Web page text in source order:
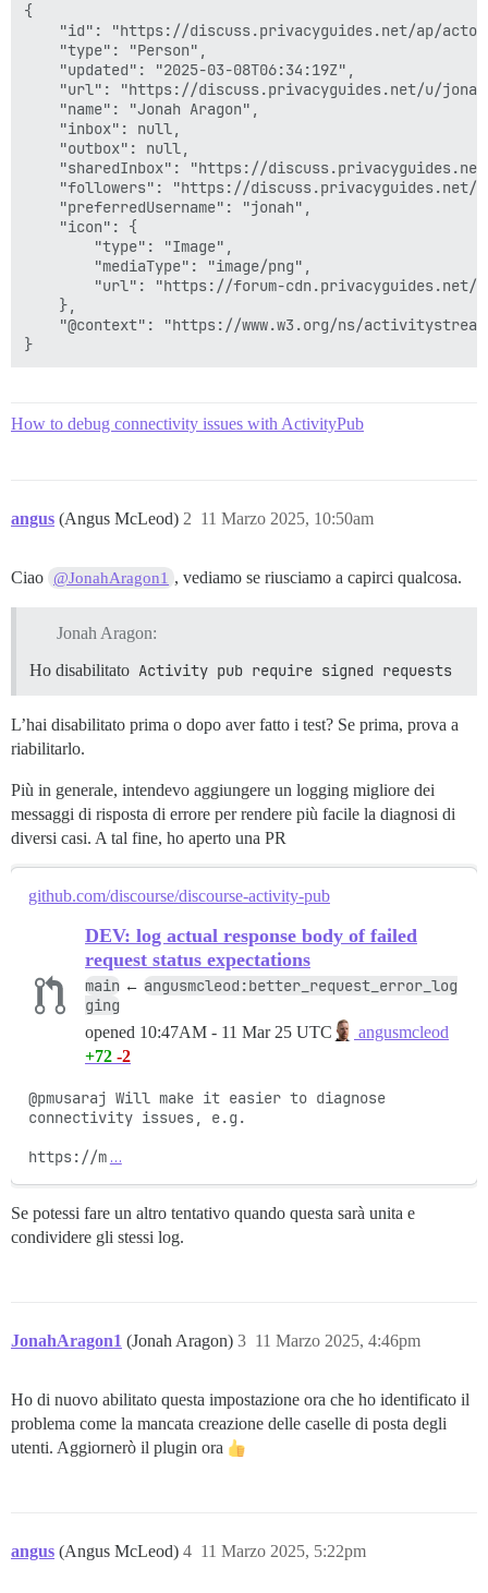
{
"id": "https://discuss.privacyguides.net/ap/
    "type": "Person",
    "updated": "2025-03-08T06:34:19Z",
"url": "https://discuss.privacyguides.net/u/
    "name": "Jonah Aragon",
    "inbox": null,
    "outbox": null,
"sharedInbox": "https://
"followers": "https://
    "preferredUsername": "jonah",
    "icon": {
        "type": "Image",
        "mediaType": "image/png",
"url": "https://forum-
    },
"@context": "https://www.w3.org/ns/
How to debug connectivity issues with ActivityPub
angus (Angus McLeod) 11 Marzo 2025, 10:50am
2
Ciao @JonahAragon1 , vediamo se riusciamo a capirci qualcosa.
Jonah Aragon:
Ho disabilitato Activity pub require signed requests
L’hai disabilitato prima o dopo aver fatto i test? Se prima, prova a
riabilitarlo.
Più in generale, intendevo aggiungere un logging migliore dei
messaggi di risposta di errore per rendere più facile la diagnosi di
diversi casi. A tal fine, ho aperto una PR
github.com/discourse/discourse-activity-pub
DEV: log actual response body of failed
request status expectations
main ← angusmcleod:better_request_error_log
ging
opened 10:47AM - 11 Mar 25 UTC
angusmcleod
+72 -2
@pmusaraj Will make it easier to diagnose
connectivity issues, e.g.
https://m …
Se potessi fare un altro tentativo quando questa sarà unita e
condividere gli stessi log.
JonahAragon1 (Jonah Aragon) 11 Marzo 2025, 4:46pm
3
Ho di nuovo abilitato questa impostazione ora che ho identificato il
problema come la mancata creazione delle caselle di posta degli
utenti. Aggiornerò il plugin ora
angus (Angus McLeod) 11 Marzo 2025, 5:22pm
4